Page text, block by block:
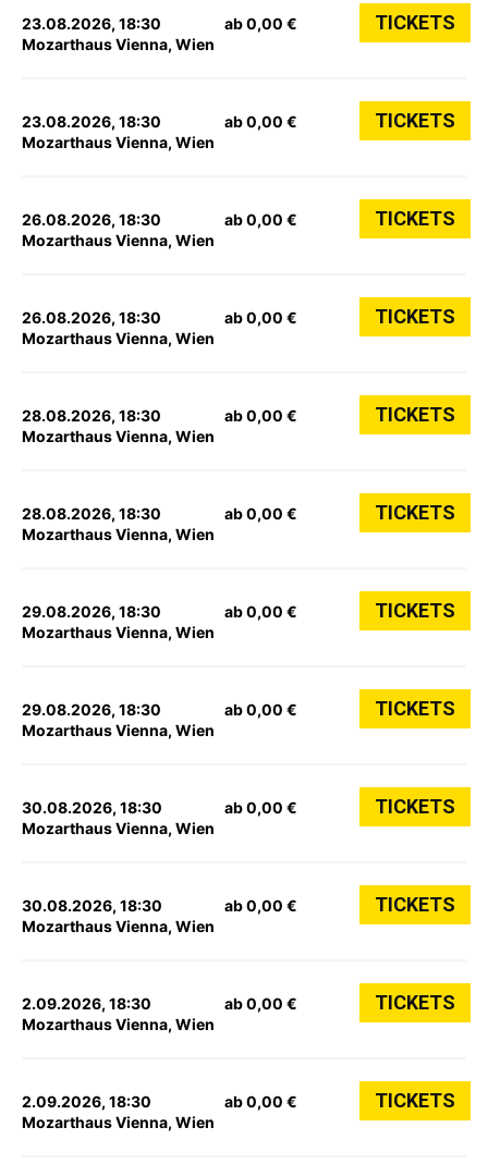
23.08.2026, 18:30
Mozarthaus Vienna, Wien
ab 0,00 € TICKETS
23.08.2026, 18:30
Mozarthaus Vienna, Wien
ab 0,00 € TICKETS
26.08.2026, 18:30
Mozarthaus Vienna, Wien
ab 0,00 € TICKETS
26.08.2026, 18:30
Mozarthaus Vienna, Wien
ab 0,00 € TICKETS
28.08.2026, 18:30
Mozarthaus Vienna, Wien
ab 0,00 € TICKETS
28.08.2026, 18:30
Mozarthaus Vienna, Wien
ab 0,00 € TICKETS
29.08.2026, 18:30
Mozarthaus Vienna, Wien
ab 0,00 € TICKETS
29.08.2026, 18:30
Mozarthaus Vienna, Wien
ab 0,00 € TICKETS
30.08.2026, 18:30
Mozarthaus Vienna, Wien
ab 0,00 € TICKETS
30.08.2026, 18:30
Mozarthaus Vienna, Wien
ab 0,00 € TICKETS
2.09.2026, 18:30
Mozarthaus Vienna, Wien
ab 0,00 € TICKETS
2.09.2026, 18:30
Mozarthaus Vienna, Wien
ab 0,00 € TICKETS